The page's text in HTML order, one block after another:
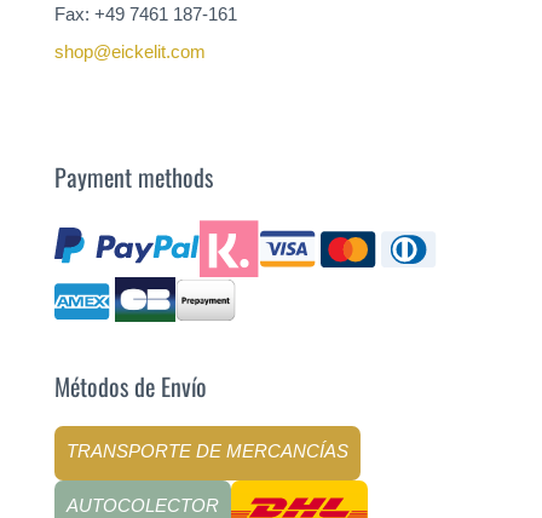
Fax: +49 7461 187-161
shop@eickelit.com
Payment methods
Métodos de Envío
TRANSPORTE DE MERCANCÍAS
AUTOCOLECTOR